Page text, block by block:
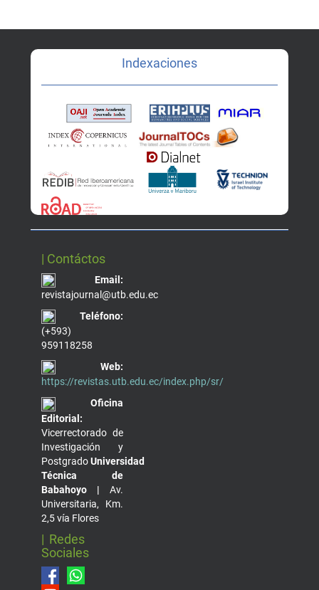
Indexaciones
| Contáctos
Email:
revistajournal@utb.edu.ec
Teléfono:
(+593)
959118258
Web:
https://revistas.utb.edu.ec/index.php/sr/
Oficina
Editorial:
Vicerrectorado de
Investigación y
PostgradoUniversidad
Técnica de
Babahoyo | Av.
Universitaria, Km.
2,5 vía Flores
| Redes
Sociales